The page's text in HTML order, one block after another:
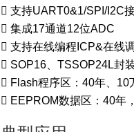
支持UART0&1/SPI/I2C
集成17通道12位ADC
支持在线编程 ICP&在线
 SOP16 、TSSOP24L封
 Flash程序区：40年、 10
 EEPROM数据区：40年